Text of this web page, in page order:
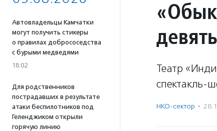
Автовладельцы Камчатки
могут получить стикеры
о правилах добрососедства
с бурыми медведями
18:02
Для родственников
пострадавших в результате
атаки беспилотников под
Геленджиком открыли
горячую линию
Театр
спектакль-
НКО-сектор ·